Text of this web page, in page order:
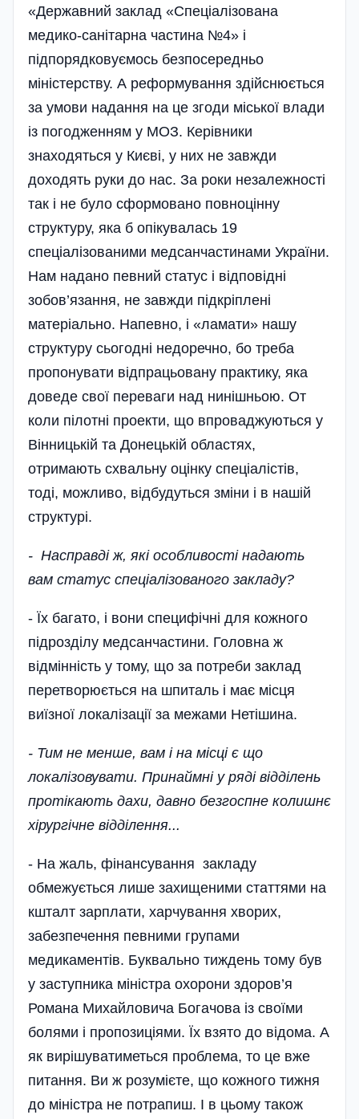
«Державний заклад «Спеціалізована
медико-санітарна частина №4» і
підпорядковуємось безпосередньо
міністерству. А реформування здій­снюється
за умови надання на це згоди міської влади
із погодженням у МОЗ. Керівники
знаходяться у Києві, у них не завжди
доходять руки до нас. За роки незалежності
так і не було сформовано повноцінну
структуру, яка б опікувалась 19
спеціалізованими медсанчастинами України.
Нам надано певний статус і відповідні
зобов’язання, не завжди підкріплені
матеріально. Напевно, і «ламати» нашу
структуру сьогодні недоречно, бо треба
пропонувати відпрацьовану практику, яка
доведе свої переваги над нині­шньою. От
коли пілотні проекти, що впроваджуються у
Вінницькій та Донецькій областях,
отримають схвальну оцінку спеціалістів,
тоді, можливо, відбудуться зміни і в нашій
структурі.
- Насправді ж, які особливості надають
вам статус спеціалізованого закладу?
- Їх багато, і вони специфічні для кожного
підрозділу медсанчастини. Головна ж
відмінність у тому, що за потреби заклад
перетворюється на шпиталь і має місця
виїзної локалізації за межами Нетішина.
- Тим не менше, вам і на місці є що
локалізовувати. Принаймні у ряді відділень
протікають дахи, давно безгоспне колишнє
хірургічне відділення...
- На жаль, фінансування закладу
обмежується лише захищеними статтями на
кшталт зарплати, харчування хворих,
забезпечення певними групами
медикаментів. Буквально тиждень тому був
у заступника міністра охорони здоров’я
Романа Михайловича Богачова із своїми
болями і пропозиціями. Їх взято до відома. А
як вирішуватиметься проблема, то це вже
питання. Ви ж розумієте, що кожного тижня
до міністра не потрапиш. І в цьому також